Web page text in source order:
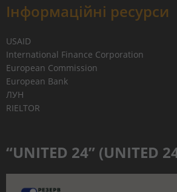
Інформаційні ресурси
USAID
International Finance Corporation
European Commission
European Bank
ЛУН
RIELTOR
“UNITED 24” (UNITED